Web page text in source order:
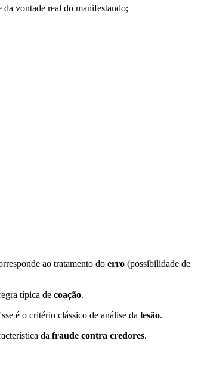
vontade real do manifestando;
ao tratamento do erro (possibilidade de
típica de coação.
é o critério clássico de análise da lesão.
da fraude contra credores.